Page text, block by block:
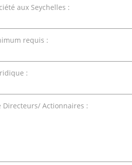
aux Seychelles :
requis :
:
Directeurs/ Actionnaires :